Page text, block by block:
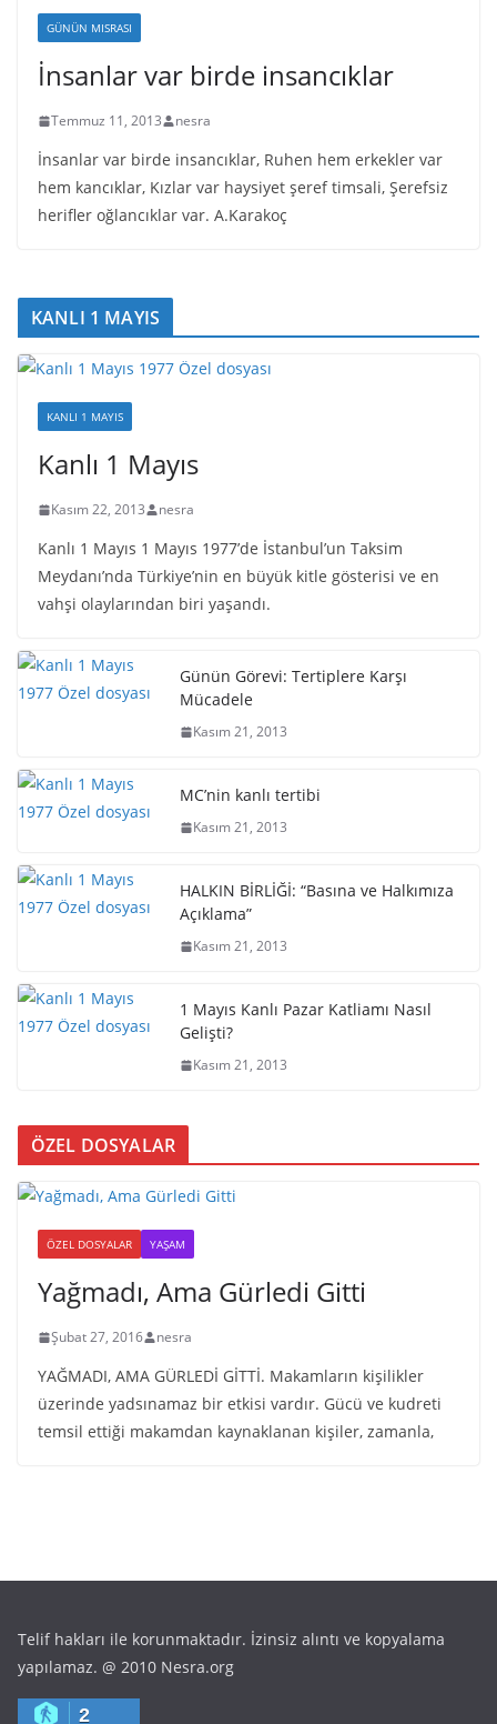
GÜNÜN MISRASI
İnsanlar var birde insancıklar
Temmuz 11, 2013 nesra
İnsanlar var birde insancıklar, Ruhen hem erkekler var
hem kancıklar, Kızlar var haysiyet şeref timsali, Şerefsiz
herifler oğlancıklar var. A.Karakoç
KANLI 1 MAYIS
KANLI 1 MAYIS
Kanlı 1 Mayıs
Kasım 22, 2013 nesra
Kanlı 1 Mayıs 1 Mayıs 1977’de İstanbul’un Taksim
Meydanı’nda Türkiye’nin en büyük kitle gösterisi ve en
vahşi olaylarından biri yaşandı.
Günün Görevi: Tertiplere Karşı
Mücadele
Kasım 21, 2013
MC’nin kanlı tertibi
Kasım 21, 2013
HALKIN BİRLİĞİ: “Basına ve Halkımıza
Açıklama”
Kasım 21, 2013
1 Mayıs Kanlı Pazar Katliamı Nasıl
Gelişti?
Kasım 21, 2013
ÖZEL DOSYALAR
ÖZEL DOSYALAR YAŞAM
Yağmadı, Ama Gürledi Gitti
Şubat 27, 2016 nesra
YAĞMADI, AMA GÜRLEDİ GİTTİ. Makamların kişilikler
üzerinde yadsınamaz bir etkisi vardır. Gücü ve kudreti
temsil ettiği makamdan kaynaklanan kişiler, zamanla,
Telif hakları ile korunmaktadır. İzinsiz alıntı ve kopyalama
yapılamaz. @ 2010 Nesra.org
2